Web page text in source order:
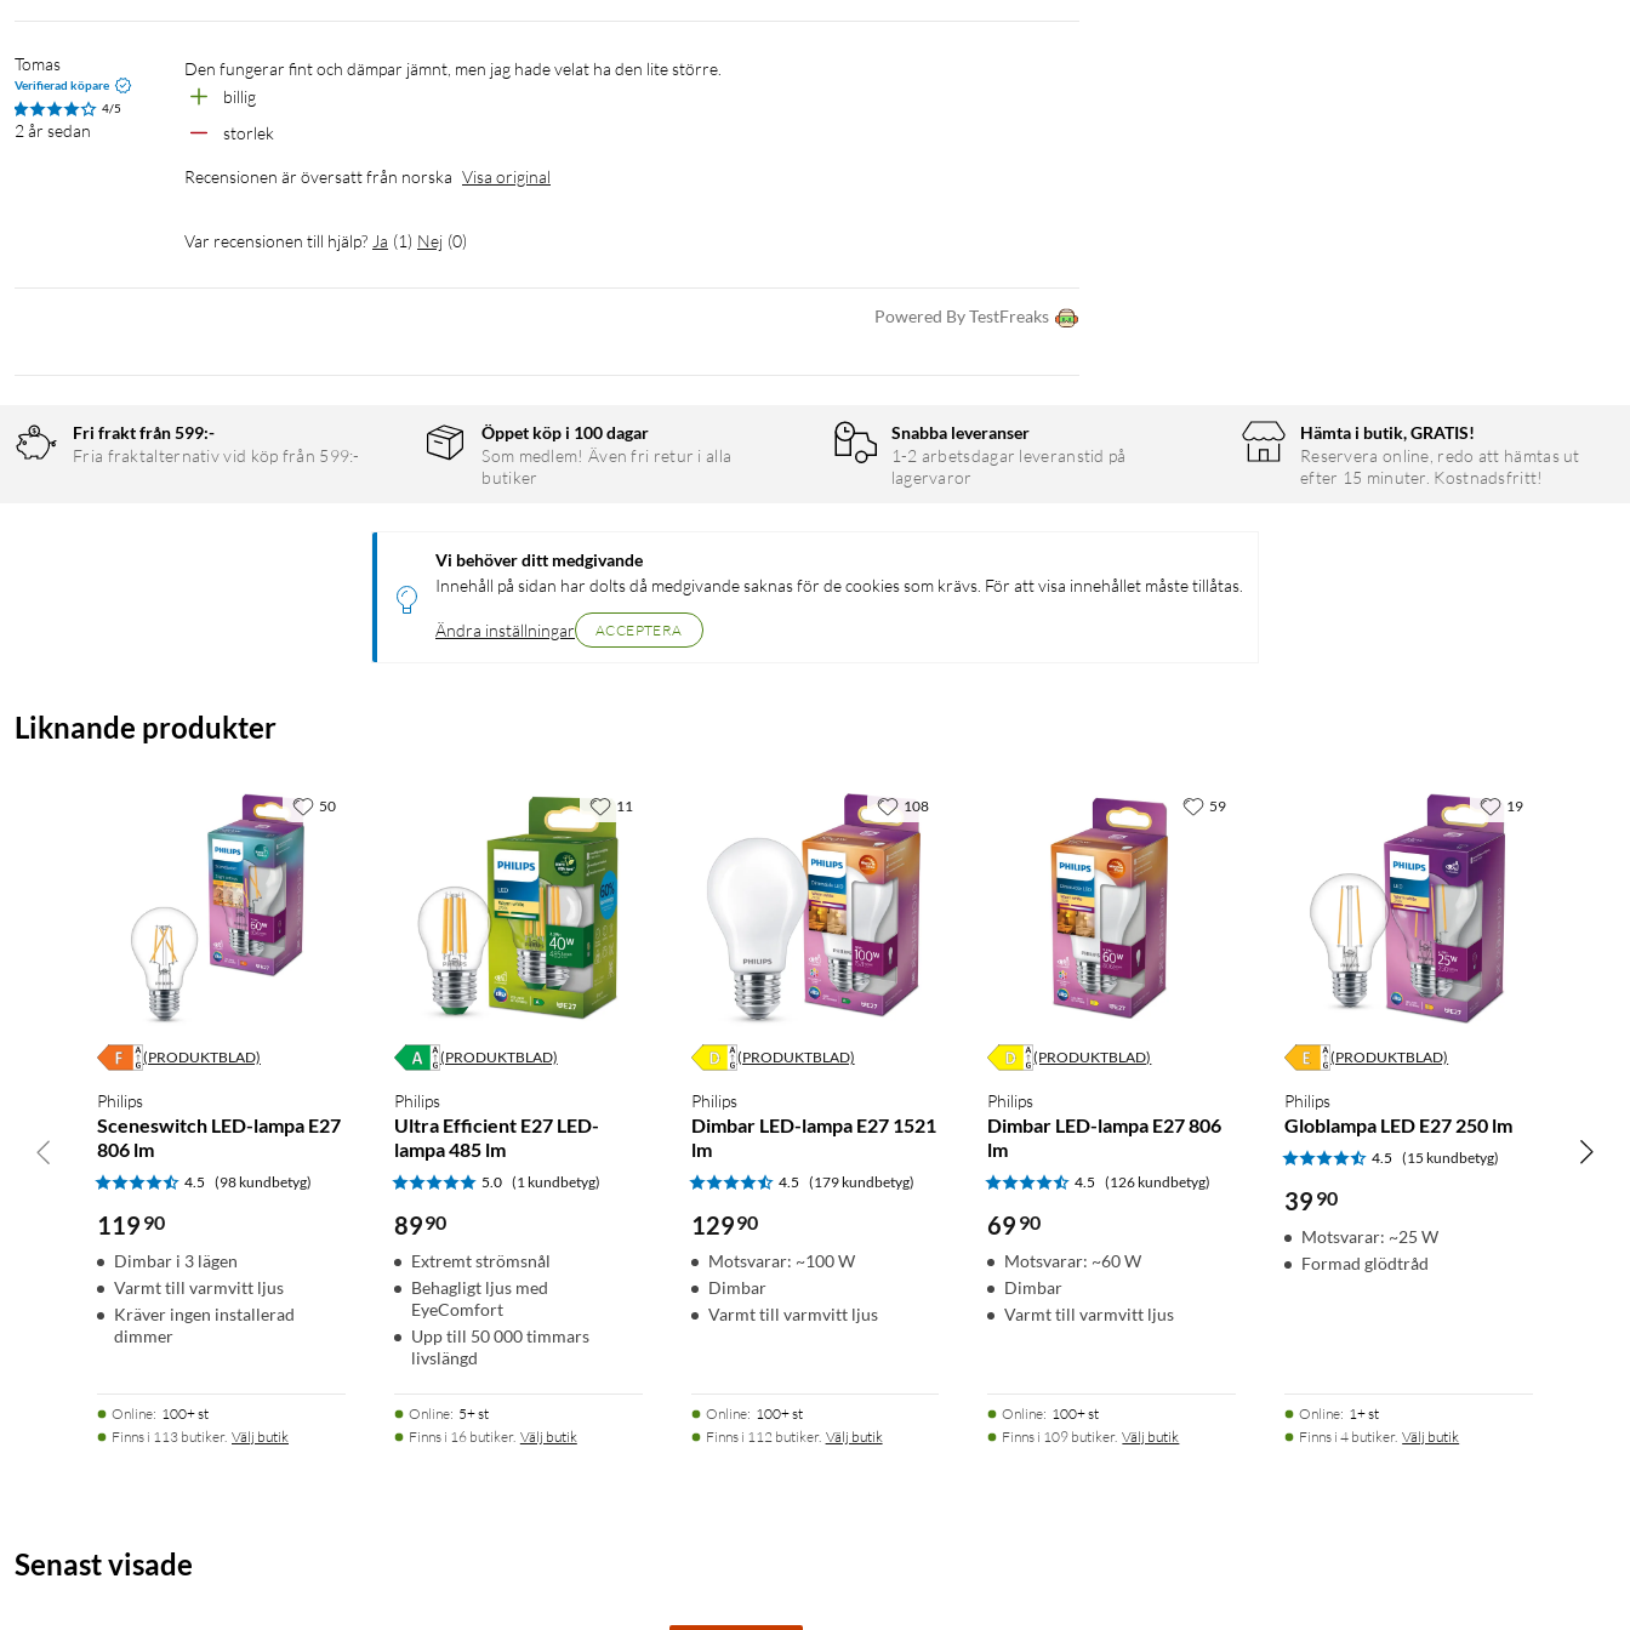
Tomas
Verifierad köpare
4/5
2 år sedan
Den fungerar fint och dämpar jämnt, men jag hade velat ha den lite större.
billig
storlek
Recensionen är översatt från norska Visa original
Var recensionen till hjälp? Ja (1) Nej (0)
Powered By TestFreaks
Fri frakt från 599:-
Fria fraktalternativ vid köp från 599:-
Öppet köp i 100 dagar
Som medlem! Även fri retur i alla
butiker
Snabba leveranser
1-2 arbetsdagar leveranstid på
lagervaror
Hämta i butik, GRATIS!
Reservera online, redo att hämtas ut
efter 15 minuter. Kostnadsfritt!
Vi behöver ditt medgivande
Innehåll på sidan har dolts då medgivande saknas för de cookies som krävs. För att visa innehållet måste tillåtas.
Ändra inställningar ACCEPTERA
Liknande produkter
(PRODUKTBLAD)
Philips
Sceneswitch LED-lampa E27
806 lm
4.5 (98 kundbetyg)
119 90
Dimbar i 3 lägen
Varmt till varmvitt ljus
Kräver ingen installerad
dimmer
Online: 100+ st
Finns i 113 butiker. Välj butik
50
(PRODUKTBLAD)
Philips
Ultra Efficient E27 LED-
lampa 485 lm
5.0 (1 kundbetyg)
8990
Extremt strömsnål
Behagligt ljus med
EyeComfort
Upp till 50 000 timmars
livslängd
Online: 5+ st
Finns i 16 butiker. Välj butik
11
(PRODUKTBLAD)
Philips
Dimbar LED-lampa E27 1521
lm
4.5 (179 kundbetyg)
12990
Motsvarar: ~100 W
Dimbar
Varmt till varmvitt ljus
Online: 100+ st
Finns i 112 butiker. Välj butik
108
(PRODUKTBLAD)
Philips
Dimbar LED-lampa E27 806
lm
4.5 (126 kundbetyg)
69 90
Motsvarar: ~60 W
Dimbar
Varmt till varmvitt ljus
Online: 100+ st
Finns i 109 butiker. Välj butik
59
(PRODUKTBLAD)
Philips
Globlampa LED E27 250 lm
4.5 (15 kundbetyg)
39 90
Motsvarar: ~25 W
Formad glödtråd
Online: 1+ st
Finns i 4 butiker. Välj butik
19
Senast visade